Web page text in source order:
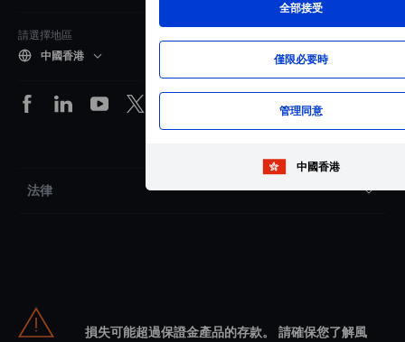
全部接受
僅限必要時
管理同意
中國香港
請選擇地區
中國香港
法律
損失可能超過保證金產品的存款。 請確保您了解風